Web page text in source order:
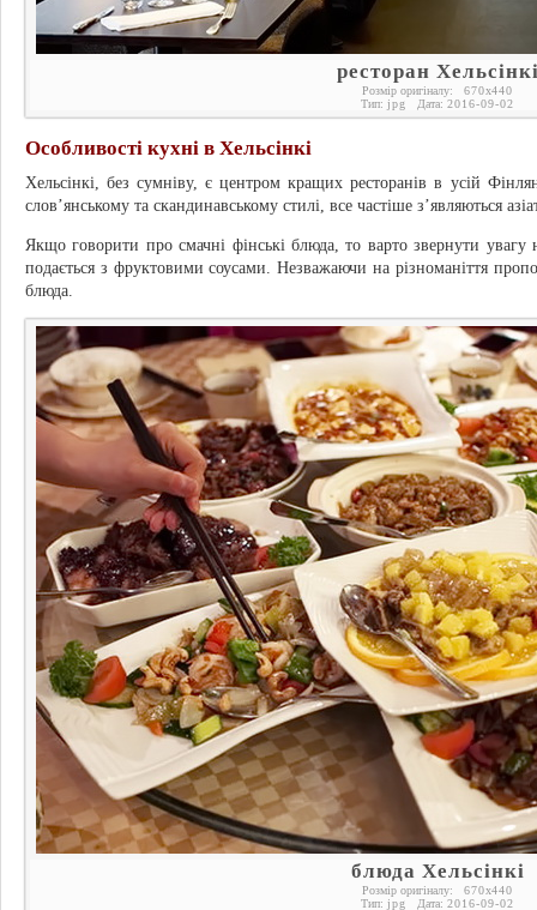
ресторан
Розмір оригіналу: 670x440
Тип: jpg Дата: 2016-09-02
Особливості кухні в Хельсінкі
Хельсінкі, без сумніву, є центром кращих ресторанів в усій
слов’янському та скандинавському стилі, все частіше з’являються
Якщо говорити про смачні фінські блюда, то варто звернути
подається з фруктовими соусами. Незважаючи на різноманіття
блюда.
блюда Хельсінкі
Розмір оригіналу: 670x440
Тип: jpg Дата: 2016-09-02